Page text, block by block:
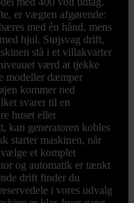
er vægten afgørende:
med én hånd, mens
hjul. Støjsvag drift,
stå i et villakvarter
værd at tjekke
modeller dæmper
kommer ned
svarer til en
huset eller
kan generatoren kobles
starter maskinen, når
et komplet
og automatik er tænkt
drift finder du
i vores udvalg